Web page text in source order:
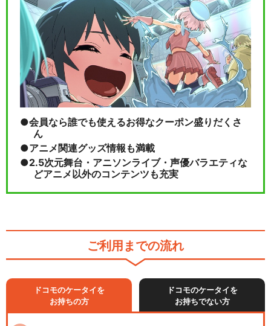
会員なら誰でも使えるお得なクーポン盛りだくさ
ん
アニメ関連グッズ情報も満載
2.5次元舞台・アニソンライブ・声優バラエティな
どアニメ以外のコンテンツも充実
ご利用までの流れ
ドコモのケータイを
お持ちの方
ドコモのケータイを
お持ちでない方